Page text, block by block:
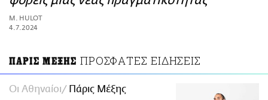
ΑΜΠΑ
PRINT
M. HULOT
4.7.2024
ΠΑΡΙΣ ΜΕΞΗΣ ΠΡΟΣΦΑΤΕΣ ΕΙΔΗΣΕΙΣ
Οι Αθηναίοι Πάρις Μέξης